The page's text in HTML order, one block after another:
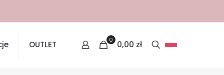
OUTLET 0 0,00 zł